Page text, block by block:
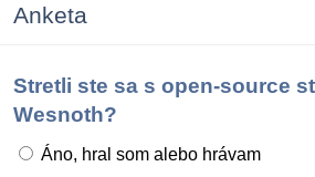
Anketa
Stretli ste sa s open-source
Wesnoth?
Áno, hral som alebo hrávam